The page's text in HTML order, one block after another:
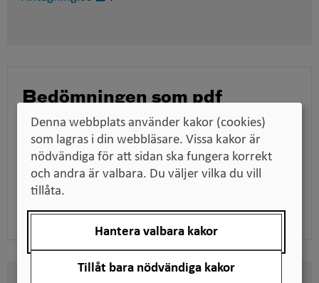
Bedömningen som pdf
Ladda ner bedömningen för att till exempel kunna
skicka den till en arbetsgivare när du söker jobb,
tillsammans med dina utbildningsdokument.
Denna webbplats använder kakor (cookies)
som lagras i din webbläsare. Vissa kakor är
nödvändiga för att sidan ska fungera korrekt
och andra är valbara. Du väljer vilka du vill
tillåta.
Hantera valbara kakor
Tillåt bara nödvändiga kakor